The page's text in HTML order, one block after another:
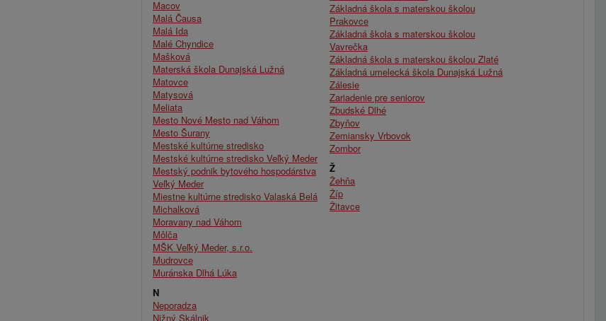
Macov
Malá Čausa
Malá Ida
Malé Chyndice
Mašková
Materská škola Dunajská Lužná
Matovce
Matysová
Meliata
Mesto Nové Mesto nad Váhom
Mesto Šurany
Mestské kultúrne stredisko
Mestské kultúrne stredisko Veľký Meder
Mestský podnik bytového hospodárstva
Veľký Meder
Miestne kultúrne stredisko Valaská Belá
Michalková
Moravany nad Váhom
Môlča
MŠK Veľký Meder, s.r.o.
Mudrovce
Muránska Dlhá Lúka
N
Neporadza
Nižný Skálnik
Základná škola s materskou školou
Prakovce
Základná škola s materskou školou
Vavrečka
Základná škola s materskou školou Zlaté
Základná umelecká škola Dunajská Lužná
Zálesie
Zariadenie pre seniorov
Zbudské Dlhé
Zbyňov
Zemiansky Vrbovok
Zombor
Ž
Žehňa
Žíp
Žitavce